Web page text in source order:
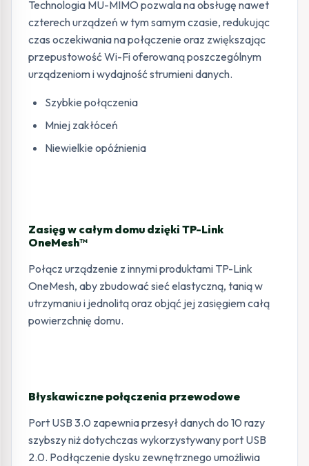
Technologia MU-MIMO pozwala na obsługę nawet
czterech urządzeń w tym samym czasie, redukując
czas oczekiwania na połączenie oraz zwiększając
przepustowość Wi-Fi oferowaną poszczególnym
urządzeniom i wydajność strumieni danych.
Szybkie połączenia
Mniej zakłóceń
Niewielkie opóźnienia
Zasięg w całym domu dzięki TP-Link
OneMesh™
Połącz urządzenie z innymi produktami TP-Link
OneMesh, aby zbudować sieć elastyczną, tanią w
utrzymaniu i jednolitą oraz objąć jej zasięgiem całą
powierzchnię domu.
Błyskawiczne połączenia przewodowe
Port USB 3.0 zapewnia przesył danych do 10 razy
szybszy niż dotychczas wykorzystywany port USB
2.0. Podłączenie dysku zewnętrznego umożliwia